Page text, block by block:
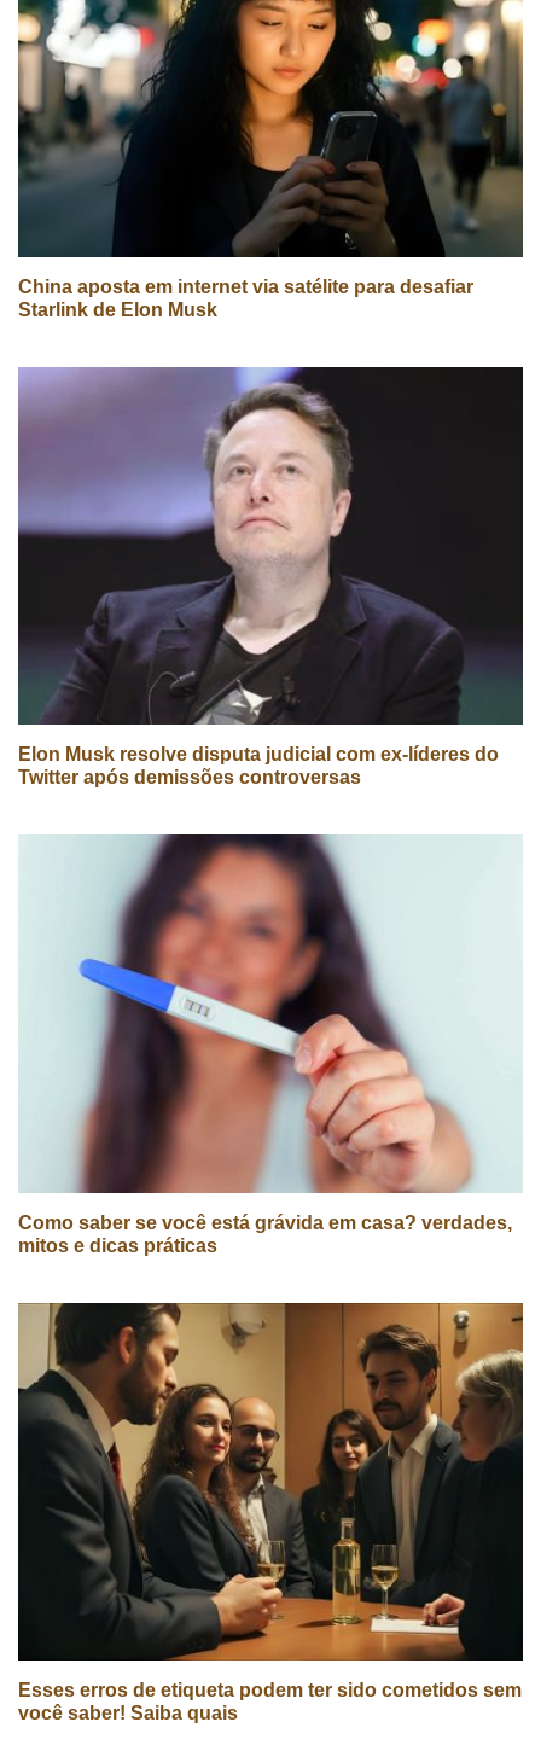
China aposta em internet via satélite para desafiar
Starlink de Elon Musk
Elon Musk resolve disputa judicial com ex-líderes do
Twitter após demissões controversas
Como saber se você está grávida em casa? verdades,
mitos e dicas práticas
Esses erros de etiqueta podem ter sido cometidos sem
você saber! Saiba quais